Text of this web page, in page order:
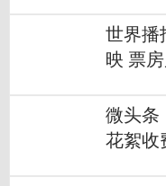
世界播
映 票
微头条
花絮收